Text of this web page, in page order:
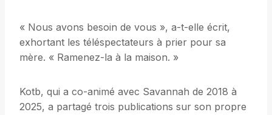
« Nous avons besoin de vous », a-t-elle écrit,
exhortant les téléspectateurs à prier pour sa
mère. « Ramenez-la à la maison. »
Kotb, qui a co-animé avec Savannah de 2018 à
2025, a partagé trois publications sur son propre